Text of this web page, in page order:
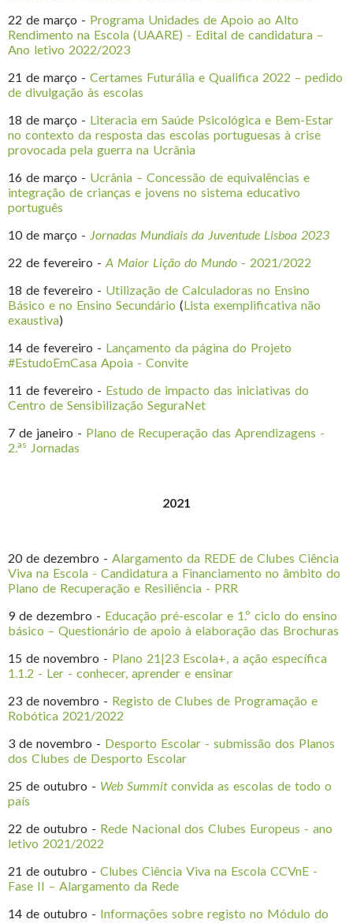
22 de março - Programa Unidades de Apoio ao Alto
Rendimento na Escola (UAARE) - Edital de candidatura –
Ano letivo 2022/2023
21 de março - Certames Futurália e Qualifica 2022 – pedido
de divulgação às escolas
18 de março - Literacia em Saúde Psicológica e Bem-Estar
no contexto da resposta das escolas portuguesas à crise
provocada pela guerra na Ucrânia
16 de março - Ucrânia – Concessão de equivalências e
integração de crianças e jovens no sistema educativo
português
10 de março - Jornadas Mundiais da Juventude Lisboa 2023
22 de fevereiro - A Maior Lição do Mundo - 2021/2022
18 de fevereiro - Utilização de Calculadoras no Ensino
Básico e no Ensino Secundário (Lista exemplificativa não
exaustiva)
14 de fevereiro - Lançamento da página do Projeto
#EstudoEmCasa Apoia - Convite
11 de fevereiro - Estudo de impacto das iniciativas do
Centro de Sensibilização SeguraNet
7 de janeiro - Plano de Recuperação das Aprendizagens -
2.as Jornadas
2021
20 de dezembro - Alargamento da REDE de Clubes Ciência
Viva na Escola - Candidatura a Financiamento no âmbito do
Plano de Recuperação e Resiliência - PRR
9 de dezembro - Educação pré-escolar e 1.º ciclo do ensino
básico – Questionário de apoio à elaboração das Brochuras
15 de novembro - Plano 21|23 Escola+, a ação específica
1.1.2 - Ler - conhecer, aprender e ensinar
23 de novembro - Registo de Clubes de Programação e
Robótica 2021/2022
3 de novembro - Desporto Escolar - submissão dos Planos
dos Clubes de Desporto Escolar
25 de outubro - Web Summitconvida as escolas de todo o
país
22 de outubro - Rede Nacional dos Clubes Europeus - ano
letivo 2021/2022
21 de outubro - Clubes Ciência Viva na Escola CCVnE -
Fase II – Alargamento da Rede
14 de outubro - Informações sobre registo no Módulo do